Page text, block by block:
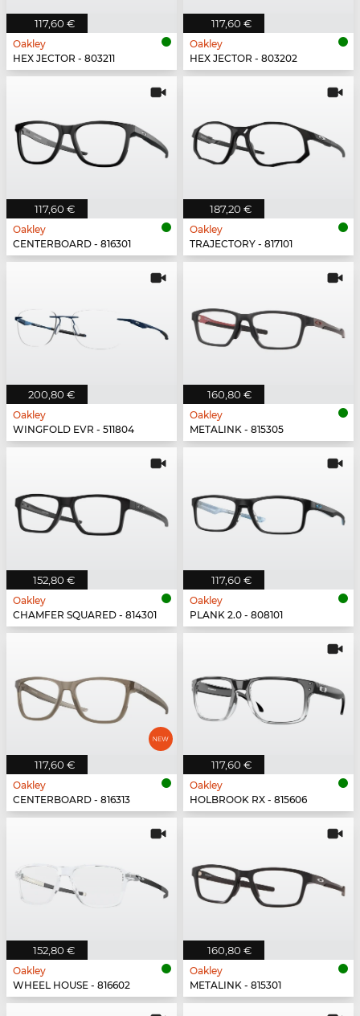
117,60 €
Oakley
HEX JECTOR - 803211
117,60 €
Oakley
HEX JECTOR - 803202
117,60 €
Oakley
CENTERBOARD - 816301
187,20 €
Oakley
TRAJECTORY - 817101
200,80 €
Oakley
WINGFOLD EVR - 511804
160,80 €
Oakley
METALINK - 815305
152,80 €
Oakley
CHAMFER SQUARED - 814301
117,60 €
Oakley
PLANK 2.0 - 808101
117,60 €
Oakley
CENTERBOARD - 816313
117,60 €
Oakley
HOLBROOK RX - 815606
152,80 €
Oakley
WHEEL HOUSE - 816602
160,80 €
Oakley
METALINK - 815301